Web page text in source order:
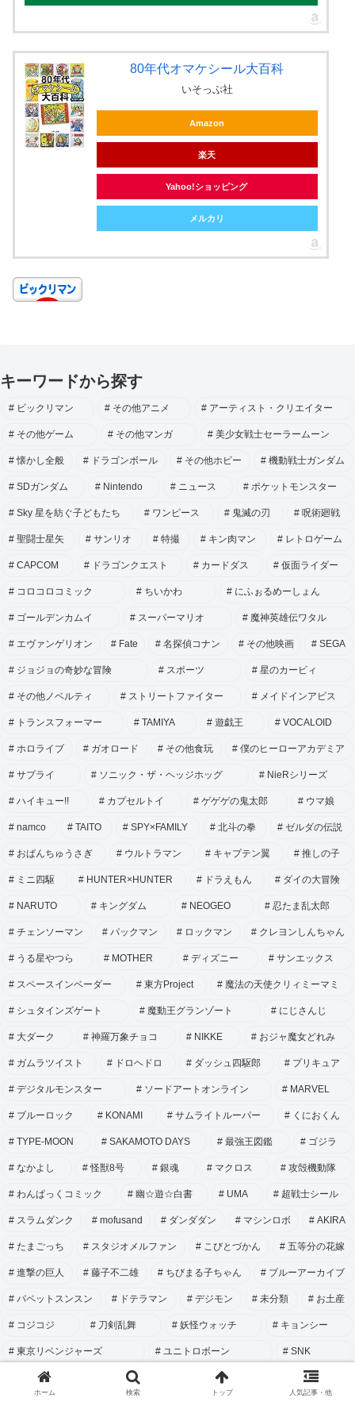
80年代オマケシール大百科
いそっぷ社
Amazon
楽天
Yahoo!ショッピング
メルカリ
キーワードから探す
ビックリマン その他アニメ アーティスト・クリエイター
その他ゲーム その他マンガ 美少女戦士セーラームーン
懐かし全般 ドラゴンボール その他ホビー 機動戦士ガンダム
SDガンダム Nintendo ニュース ポケットモンスター
Sky 星を紡ぐ子どもたち ワンピース 鬼滅の刃 呪術廻戦
聖闘士星矢 サンリオ 特撮 キン肉マン レトロゲーム
CAPCOM ドラゴンクエスト カードダス 仮面ライダー
コロコロコミック ちいかわ にふぉるめーしょん
ゴールデンカムイ スーパーマリオ 魔神英雄伝ワタル
エヴァンゲリオン Fate 名探偵コナン その他映画 SEGA
ジョジョの奇妙な冒険 スポーツ 星のカービィ
その他ノベルティ ストリートファイター メイドインアビス
トランスフォーマー TAMIYA 遊戯王 VOCALOID
ホロライブ ガオロード その他食玩 僕のヒーローアカデミア
サプライ ソニック・ザ・ヘッジホッグ NieRシリーズ
ハイキュー!! カプセルトイ ゲゲゲの鬼太郎 ウマ娘
namco TAITO SPY×FAMILY 北斗の拳 ゼルダの伝説
おぱんちゅうさぎ ウルトラマン キャプテン翼 推しの子
ミニ四駆 HUNTER×HUNTER ドラえもん ダイの大冒険
NARUTO キングダム NEOGEO 忍たま乱太郎
チェンソーマン パックマン ロックマン クレヨンしんちゃん
うる星やつら MOTHER ディズニー サンエックス
スペースインベーダー 東方Project 魔法の天使クリィミーマミ
シュタインズゲート 魔動王グランゾート にじさんじ
大ダーク 神羅万象チョコ NIKKE おジャ魔女どれみ
ガムラツイスト ドロヘドロ ダッシュ四駆郎 プリキュア
デジタルモンスター ソードアートオンライン MARVEL
ブルーロック KONAMI サムライトルーパー くにおくん
TYPE-MOON SAKAMOTO DAYS 最強王図鑑 ゴジラ
なかよし 怪獣8号 銀魂 マクロス 攻殻機動隊
わんぱっくコミック 幽☆遊☆白書 UMA 超戦士シール
スラムダンク mofusand ダンダダン マシンロボ AKIRA
たまごっち スタジオメルファン こびとづかん 五等分の花嫁
進撃の巨人 藤子不二雄 ちびまる子ちゃん ブルーアーカイブ
パペットスンスン ドテラマン デジモン 未分類 お土産
コジコジ 刀剣乱舞 妖怪ウォッチ キョンシー
東京リベンジャーズ ユニトロボーン SNK
サムライスピリッツ キングダムハーツ アンデッドアンラック
ホーム 検索 トップ 人気記事・他